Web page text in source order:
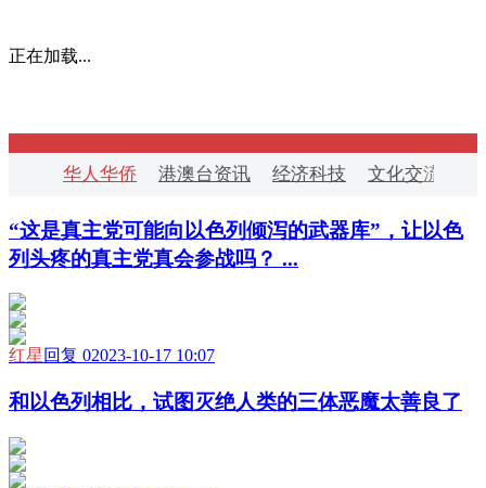
正在加载...
华人华侨 港澳台资讯 经济科技 文化交流
“这是真主党可能向以色列倾泻的武器库”，让以色
列头疼的真主党真会参战吗？ ...
红星 回复 02023-10-17 10:07
和以色列相比，试图灭绝人类的三体恶魔太善良了